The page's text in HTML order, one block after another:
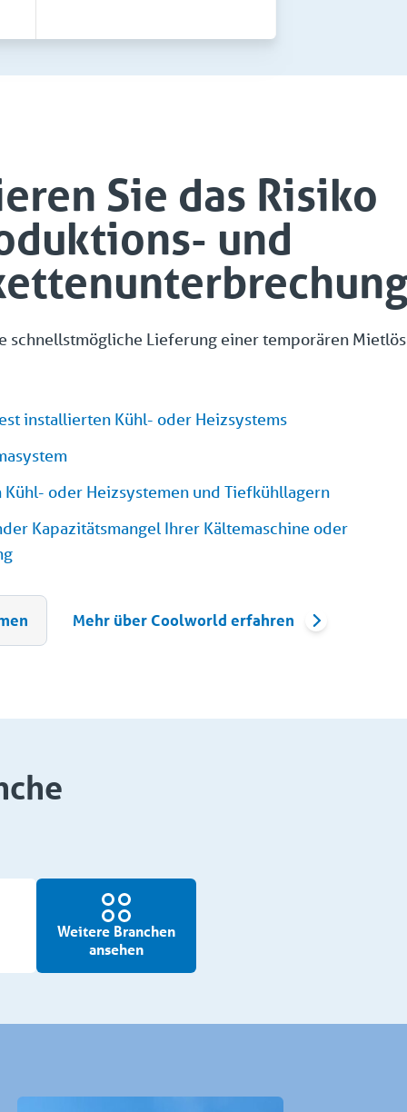
Sie das Risiko
und
schnellstmögliche Lieferung einer temporären
installierten Kühl- oder Heizsystems
Kühl- oder Heizsystemen und Tiefkühllagern
Kapazitätsmangel Ihrer Kältemaschine oder
Mehr über Coolworld erfahren
Weitere Branchen
ansehen